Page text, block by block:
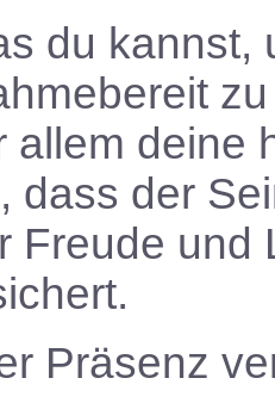
du kannst,
allem deine
dass der
Freude und
Präsenz